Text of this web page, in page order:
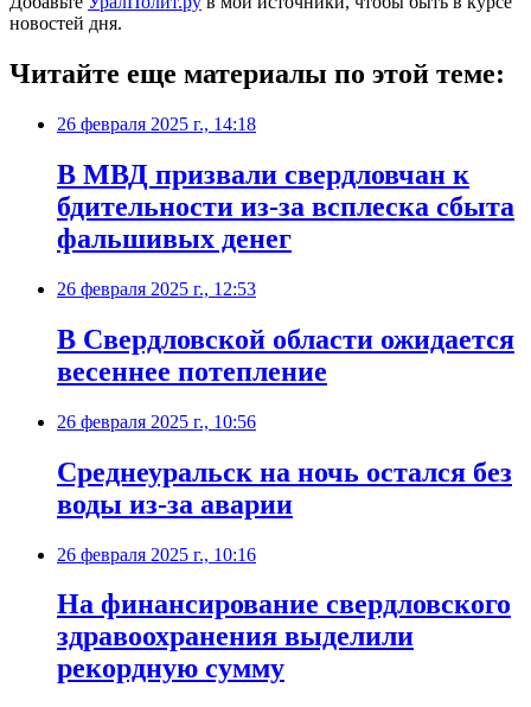
новостей дня.
Читайте еще материалы по этой теме:
26 февраля 2025 г., 14:18
В МВД призвали свердловчан к
бдительности из-за всплеска сбыта
фальшивых денег
26 февраля 2025 г., 12:53
В Свердловской области ожидается
весеннее потепление
26 февраля 2025 г., 10:56
Среднеуральск на ночь остался без
воды из-за аварии
26 февраля 2025 г., 10:16
На финансирование свердловского
здравоохранения выделили
рекордную сумму